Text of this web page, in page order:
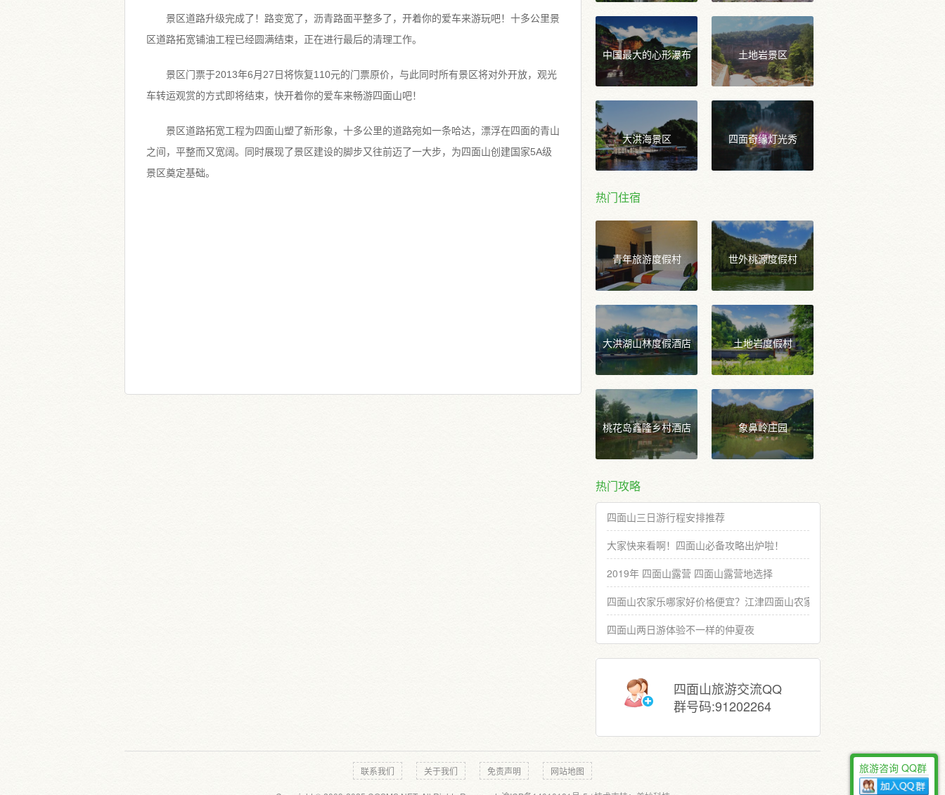
景区道路升级完成了！路变宽了，沥青路面平整多了，开着你的爱车来游玩吧！十多公里景
区道路拓宽铺油工程已经圆满结束，正在进行最后的清理工作。
景区门票于2013年6月27日将恢复110元的门票原价，与此同时所有景区将对外开放，观光
车转运观赏的方式即将结束，快开着你的爱车来畅游四面山吧！
景区道路拓宽工程为四面山塑了新形象，十多公里的道路宛如一条哈达，漂浮在四面的青山
之间，平整而又宽阔。同时展现了景区建设的脚步又往前迈了一大步，为四面山创建国家5A级
景区奠定基础。
中国最大的心形瀑布 土地岩景区
大洪海景区 四面奇缘灯光秀
热门住宿
青年旅游度假村 世外桃源度假村
大洪湖山林度假酒店 土地岩度假村
桃花岛鑫隆乡村酒店 象鼻岭庄园
热门攻略
四面山三日游行程安排推荐
大家快来看啊！四面山必备攻略出炉啦！
2019年 四面山露营 四面山露营地选择
四面山农家乐哪家好价格便宜？江津四面山农家乐推荐选择
四面山两日游体验不一样的仲夏夜
四面山旅游交流QQ
群号码:91202264
联系我们 关于我们 免责声明 网站地图 旅游咨询 QQ群